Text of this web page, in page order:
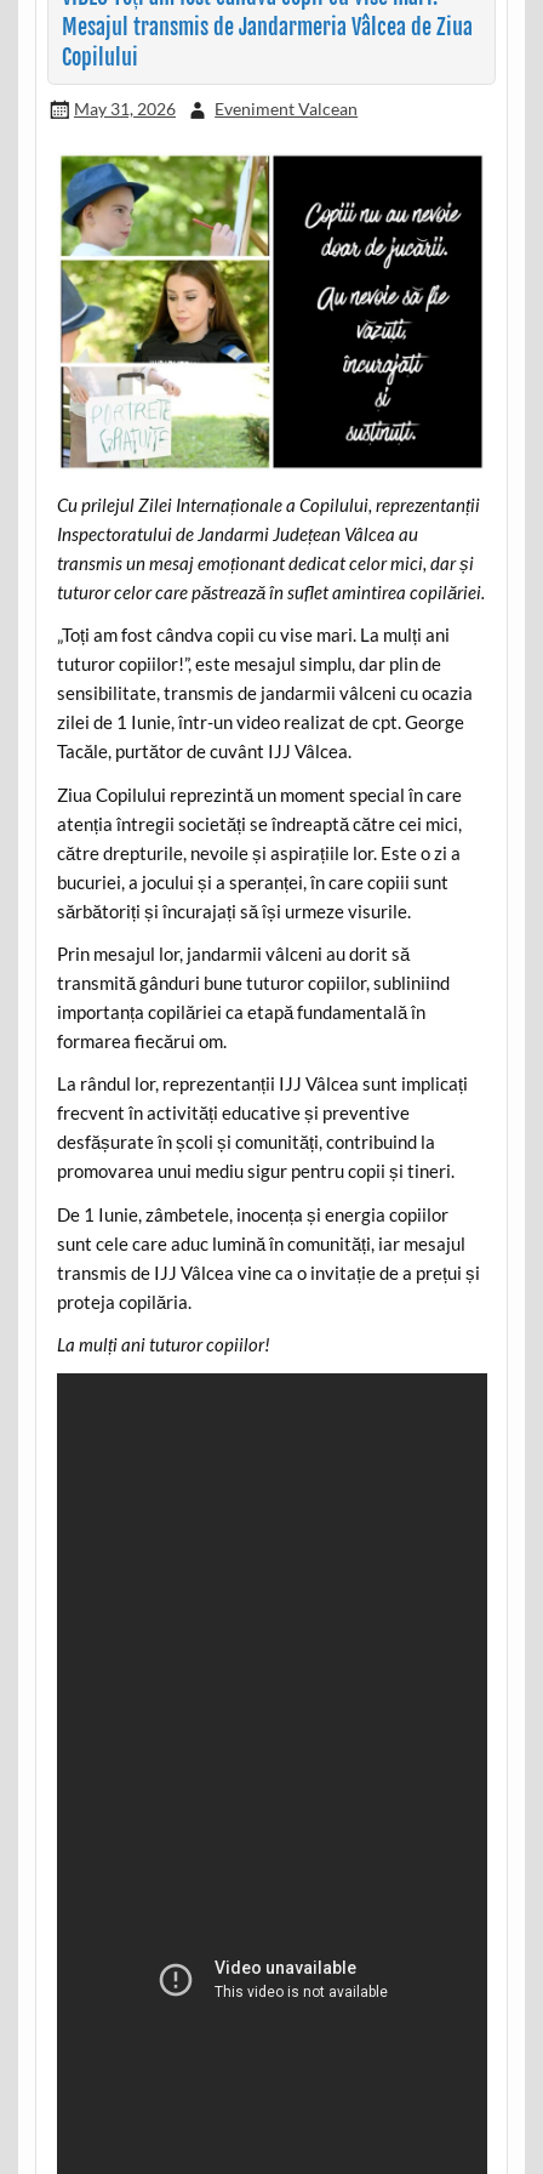
Mesajul transmis de Jandarmeria Vâlcea de Ziua
Copilului
May 31, 2026 Eveniment Valcean
Cu prilejul Zilei Internaționale a Copilului, reprezentanții
Inspectoratului de Jandarmi Județean Vâlcea au
transmis un mesaj emoționant dedicat celor mici, dar și
tuturor celor care păstrează în suflet amintirea copilăriei.
„Toți am fost cândva copii cu vise mari. La mulți ani
tuturor copiilor!”, este mesajul simplu, dar plin de
sensibilitate, transmis de jandarmii vâlceni cu ocazia
zilei de 1 Iunie, într-un video realizat de cpt. George
Tacăle, purtător de cuvânt IJJ Vâlcea.
Ziua Copilului reprezintă un moment special în care
atenția întregii societăți se îndreaptă către cei mici,
către drepturile, nevoile și aspirațiile lor. Este o zi a
bucuriei, a jocului și a speranței, în care copiii sunt
sărbătoriți și încurajați să își urmeze visurile.
Prin mesajul lor, jandarmii vâlceni au dorit să
transmită gânduri bune tuturor copiilor, subliniind
importanța copilăriei ca etapă fundamentală în
formarea fiecărui om.
La rândul lor, reprezentanții IJJ Vâlcea sunt implicați
frecvent în activități educative și preventive
desfășurate în școli și comunități, contribuind la
promovarea unui mediu sigur pentru copii și tineri.
De 1 Iunie, zâmbetele, inocența și energia copiilor
sunt cele care aduc lumină în comunități, iar mesajul
transmis de IJJ Vâlcea vine ca o invitație de a prețui și
proteja copilăria.
La mulți ani tuturor copiilor!